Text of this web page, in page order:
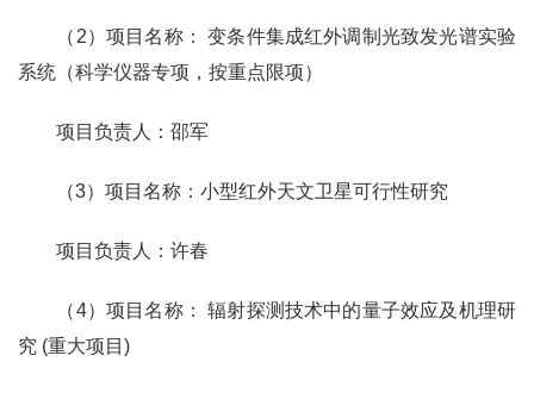
（2）项目名称： 变条件集成红外调制光致发光谱实验
系统（科学仪器专项，按重点限项）
项目负责人：邵军
（3）项目名称：小型红外天文卫星可行性研究
项目负责人：许春
（4）项目名称： 辐射探测技术中的量子效应及机理研
究 (重大项目)